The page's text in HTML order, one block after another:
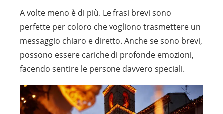
A volte meno è di più. Le frasi brevi sono
perfette per coloro che vogliono trasmettere un
messaggio chiaro e diretto. Anche se sono brevi,
possono essere cariche di profonde emozioni,
facendo sentire le persone davvero speciali.